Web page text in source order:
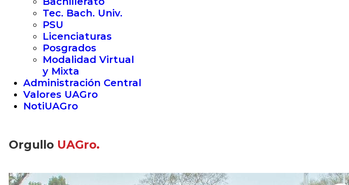
Tec. Bach. Univ.
PSU
Licenciaturas
Posgrados
Modalidad Virtual
y Mixta
Administración Central
Valores UAGro
NotiUAGro
Orgullo UAGro.